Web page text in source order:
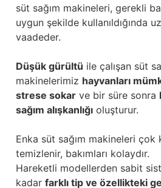
süt sağım makineleri, gerekli
uygun şekilde kullanıldığında
vaadeder.
Düşük gürültü ile çalışan süt
makinelerimiz hayvanları
strese sokar ve bir süre sonra
sağım alışkanlığı oluşturur.
Enka süt sağım makineleri
temizlenir, bakımları kolaydır.
Hareketli modellerden sabit
kadar farklı tip ve özellikteki